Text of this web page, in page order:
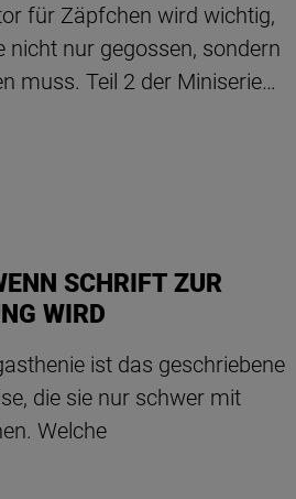
für Zäpfchen wird wichtig,
nicht nur gegossen, sondern
muss. Teil 2 der Miniserie…
SCHRIFT ZUR
WIRD
ist das geschriebene
die sie nur schwer mit
Welche